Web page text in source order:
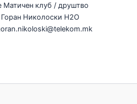
Матичен клуб / друштво
Горан Николоски H2О